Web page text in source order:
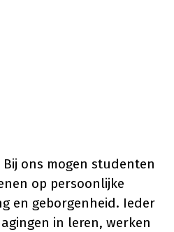
ons mogen studenten
op persoonlijke
en geborgenheid. Ieder
in leren, werken